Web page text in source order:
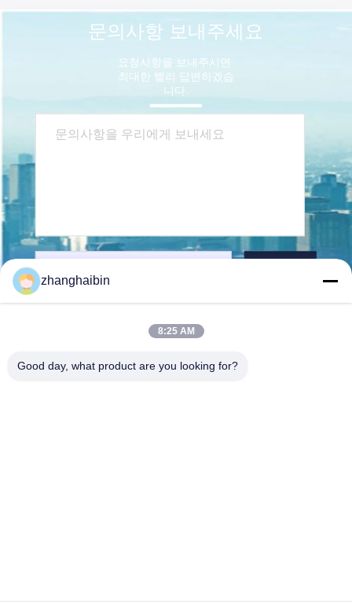
문의사항 보내주세요
요청사항을 보내주시면
최대한 빨리 답변하겠습
니다.
zhanghaibin
8:25 AM
Good day, what product are you looking for?